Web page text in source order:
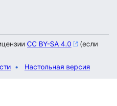
CC BY-SA 4.0
(если
Настольная версия